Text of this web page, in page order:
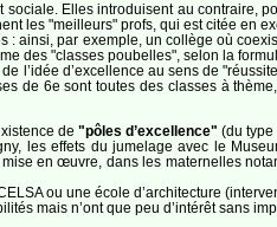
sociale. Elles introduisent au contraire,
les "meilleurs" profs, qui est citée en
: ainsi, par exemple, un collège où
des "classes poubelles", selon la
l’idée d’excellence au sens de
de 6e sont toutes des classes à
de "pôles d’excellence" (du type
les effets du jumelage avec le
en œuvre, dans les maternelles
ou une école d’architecture
mais n’ont que peu d’intérêt sans